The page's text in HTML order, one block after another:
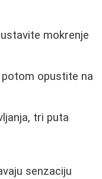
mokrenje
potom opustite na
tri puta
senzaciju